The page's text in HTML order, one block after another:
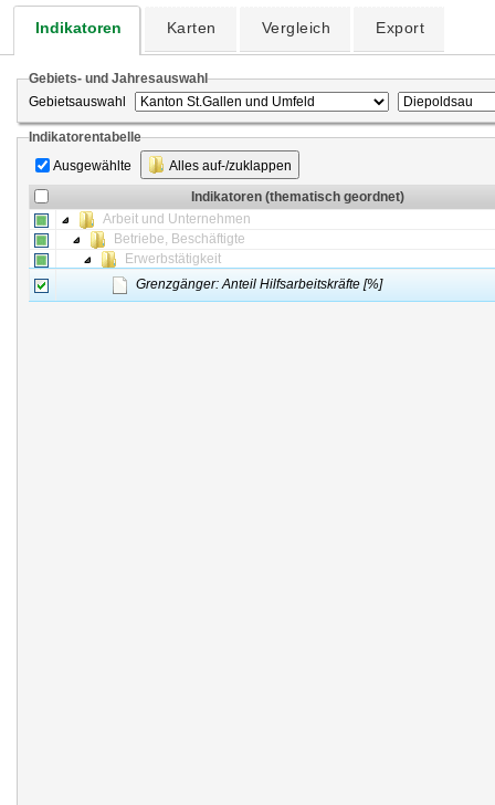
Indikatoren Karten Vergleich Export
Gebiets- und Jahresauswahl
Gebietsauswahl
Indikatorentabelle
Ausgewählte
Alles auf-/zuklappen
Indikatoren (thematisch geordnet)
Arbeit und Unternehmen
Betriebe, Beschäftigte
Erwerbstätigkeit
Grenzgänger: Anteil Hilfsarbeitskräfte [%]